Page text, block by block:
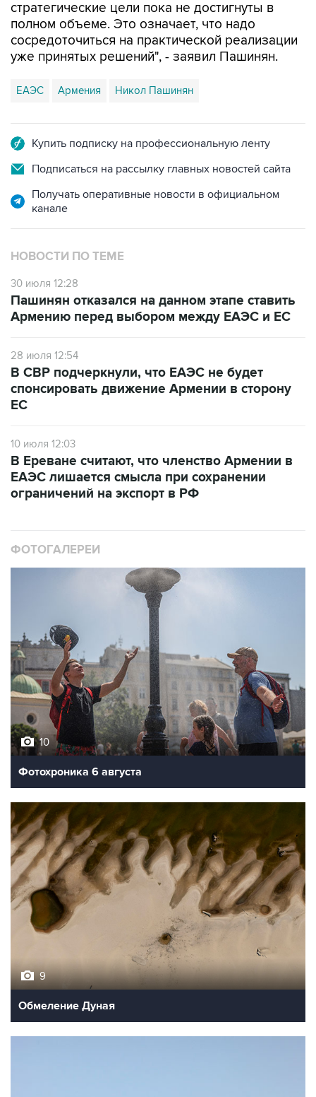
стратегические цели пока не достигнуты в
полном объеме. Это означает, что надо
сосредоточиться на практической реализации
уже принятых решений", - заявил Пашинян.
ЕАЭС Армения Никол Пашинян
Купить подписку на профессиональную ленту
Подписаться на рассылку главных новостей сайта
Получать оперативные новости в официальном
канале
НОВОСТИ ПО ТЕМЕ
30 июля 12:28
Пашинян отказался на данном этапе ставить
Армению перед выбором между ЕАЭС и ЕС
28 июля 12:54
В СВР подчеркнули, что ЕАЭС не будет
спонсировать движение Армении в сторону
ЕС
10 июля 12:03
В Ереване считают, что членство Армении в
ЕАЭС лишается смысла при сохранении
ограничений на экспорт в РФ
ФОТОГАЛЕРЕИ
10
Фотохроника 6 августа
9
Обмеление Дуная